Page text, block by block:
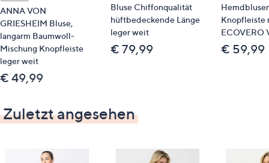
ANNA VON
GRIESHEIM Bluse,
langarm Baumwoll-
Mischung Knopfleiste
leger weit
€ 49,99
Bluse Chiffonqualität
hüftbedeckende Länge
leger weit
€ 79,99
Knopfleiste
ECOVERO
€ 59,99
Zuletzt angesehen